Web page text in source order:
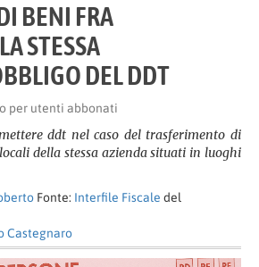
BENI FRA
STESSA
DEL DDT
per utenti abbonati
ddt nel caso del trasferimento di
della stessa azienda situati in luoghi
Fonte: Interfile Fiscale del
Castegnaro